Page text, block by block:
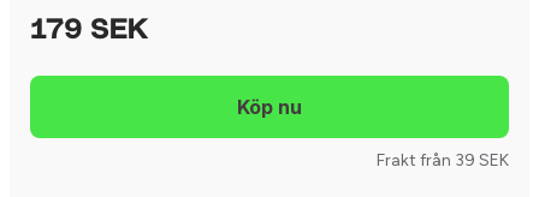
179 SEK
Frakt från 39 SEK